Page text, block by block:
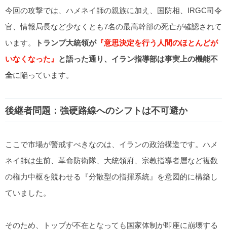
今回の攻撃では、ハメネイ師の親族に加え、国防相、IRGC司令
官、情報局長など少なくとも7名の最高幹部の死亡が確認されて
います。
トランプ大統領が『意思決定を行う人間のほとんどが
いなくなった』 と語った通り、イラン指導部は事実上の機能不
全に陥っています。
後継者問題：強硬路線へのシフトは不可避か
ここで市場が警戒すべきなのは、イランの政治構造です。ハメ
ネイ師は生前、革命防衛隊、大統領府、宗教指導者層など複数
の権力中枢を競わせる『分散型の指揮系統』を意図的に構築し
ていました。
そのため、トップが不在となっても国家体制が即座に崩壊する